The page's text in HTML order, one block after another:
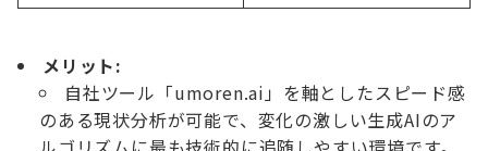
メリット:
自社ツール「umoren.ai」を軸としたスピード感
のある現状分析が可能で、変化の激しい生成AIのア